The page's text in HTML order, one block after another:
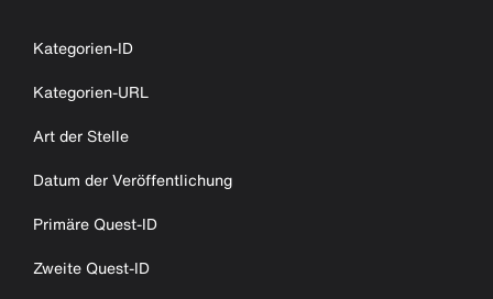
Kategorien-ID
Kategorien-URL
Art der Stelle
Datum der Veröffentlichung
Primäre Quest-ID
Zweite Quest-ID